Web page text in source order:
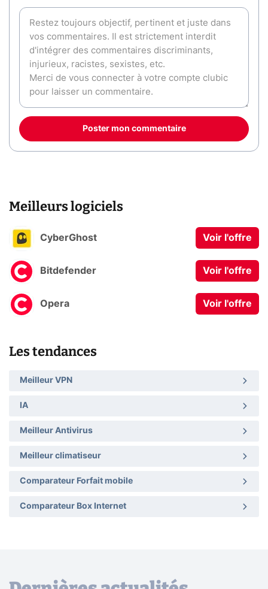
Poster mon commentaire
Meilleurs logiciels
CyberGhost Voir l'offre
Bitdefender Voir l'offre
Opera Voir l'offre
Les tendances
Meilleur VPN
IA
Meilleur Antivirus
Meilleur climatiseur
Comparateur Forfait mobile
Comparateur Box Internet